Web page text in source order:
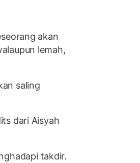
akan
lemah,
saling
dari Aisyah
takdir.